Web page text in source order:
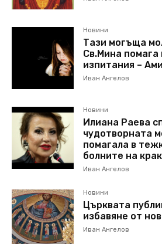
Новини
Тази могъща
Св.Мина помага
изпитания –
Иван Ангелов
Новини
Илиана Раева
чудотворната
помагала в
болните на
Иван Ангелов
Новини
Църквата
избавяне от
Иван Ангелов